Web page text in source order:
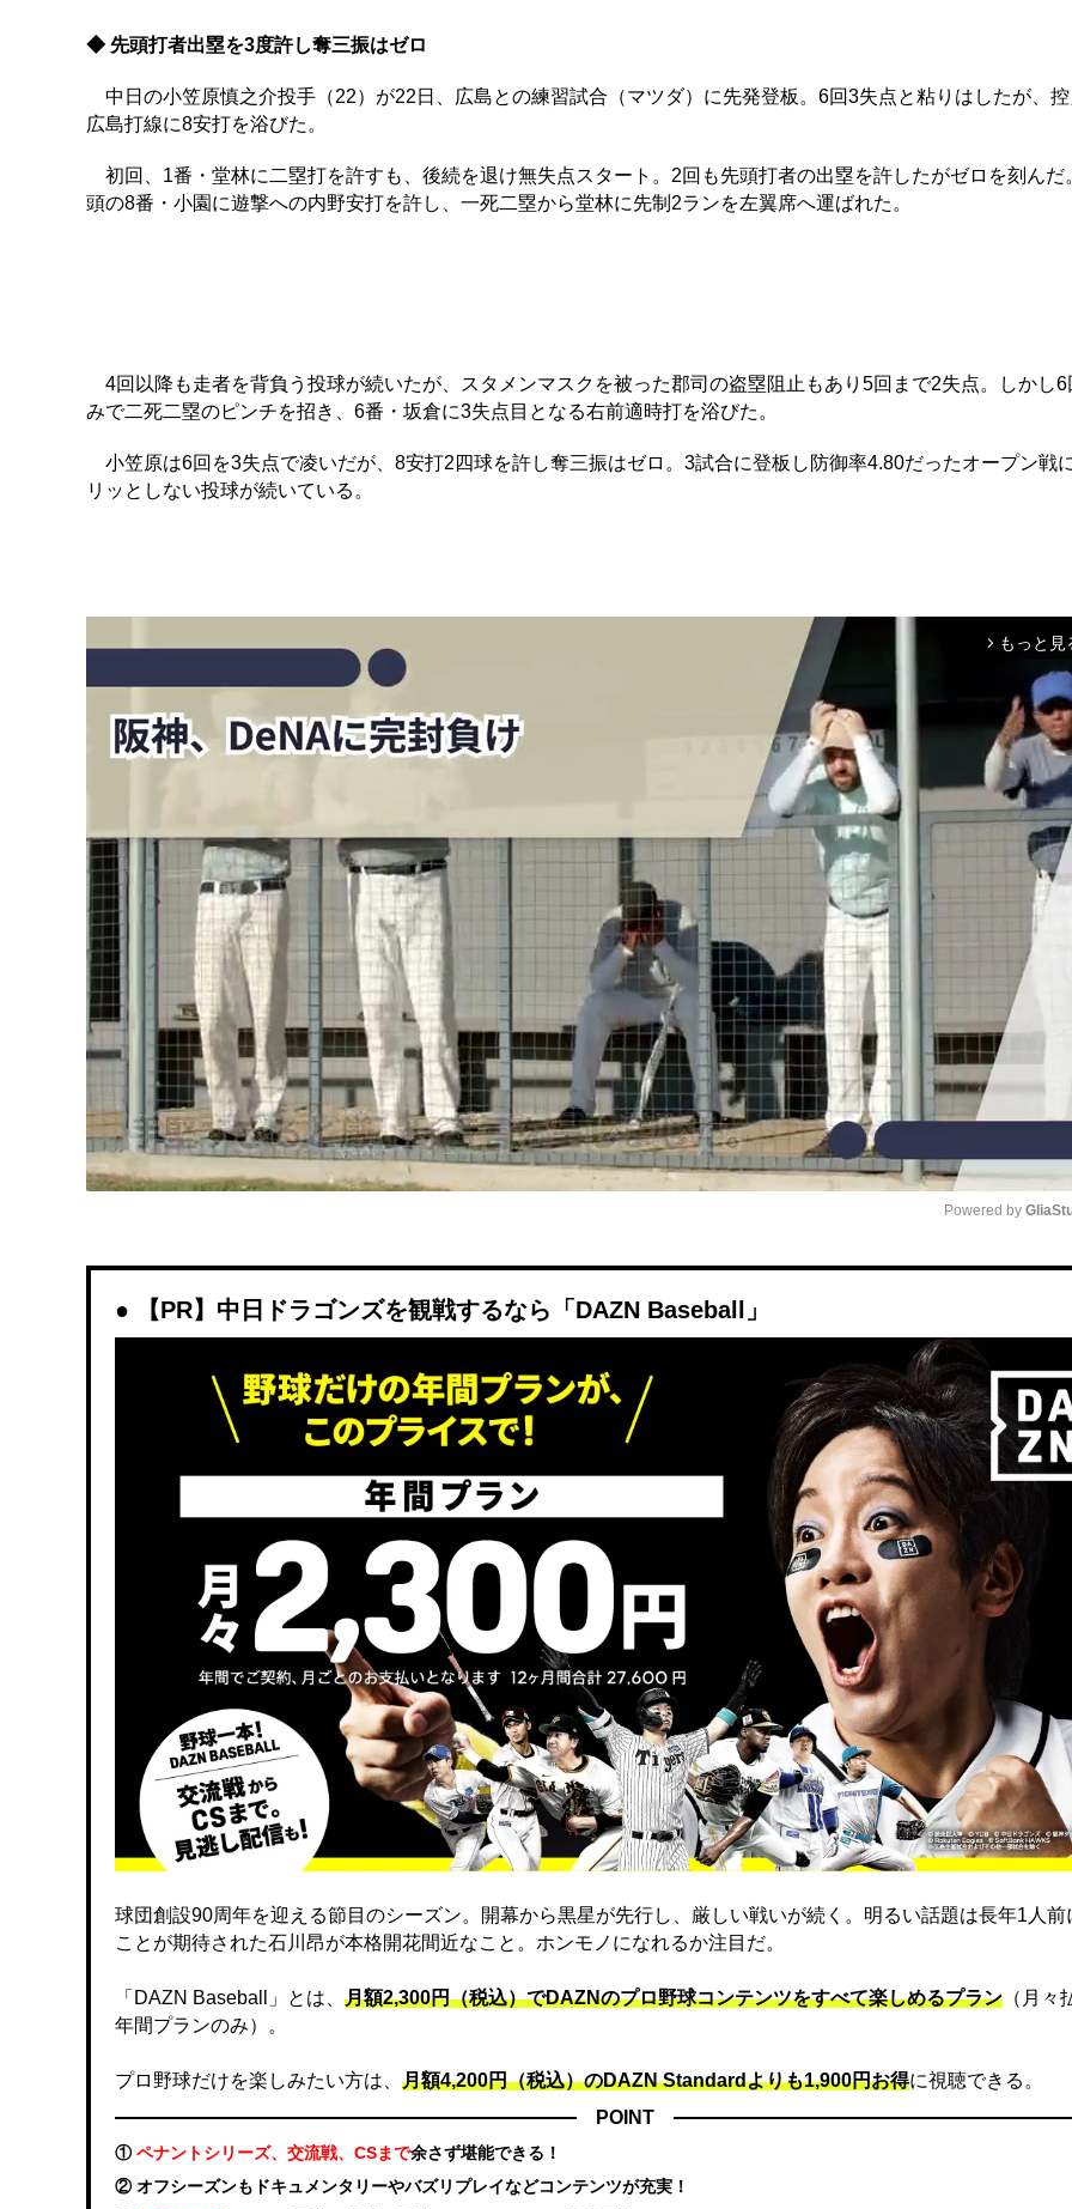
◆ 先頭打者出塁を3度許し奪三振はゼロ
中日の小笠原慎之介投手（22）が22日、広島との練習試合（マツダ）に先発登板。6回3失点と粘りはしたが、
広島打線に8安打を浴びた。
初回、1番・堂林に二塁打を許すも、後続を退け無失点スタート。2回も先頭打者の出塁を許したがゼロを刻んだ
頭の8番・小園に遊撃への内野安打を許し、一死二塁から堂林に先制2ランを左翼席へ運ばれた。
4回以降も走者を背負う投球が続いたが、スタメンマスクを被った郡司の盗塁阻止もあり5回まで2失点。しかし6
みで二死二塁のピンチを招き、6番・坂倉に3失点目となる右前適時打を浴びた。
小笠原は6回を3失点で凌いだが、8安打2四球を許し奪三振はゼロ。3試合に登板し防御率4.80だったオープン戦
リッとしない投球が続いている。
arrow_forward_ios もっと見
Powered by
【PR】中日ドラゴンズを観戦するなら「DAZN Baseball」
球団創設90周年を迎える節目のシーズン。開幕から黒星が先行し、厳しい戦いが続く。明るい話題は長年1人前
ことが期待された石川昂が本格開花間近なこと。ホンモノになれるか注目だ。
「DAZN Baseball」とは、 月額2,300円（税込）でDAZNのプロ野球コンテンツをすべて楽しめるプラン （月々
年間プランのみ）。
プロ野球だけを楽しみたい方は、 月額4,200円（税込）のDAZN Standard​よりも1,900円お得に視聴できる。
POINT
①ペナントシリーズ、交流戦、CSまで余さず堪能できる！
② オフシーズンもドキュメンタリーやバズリプレイなどコンテンツが充実！